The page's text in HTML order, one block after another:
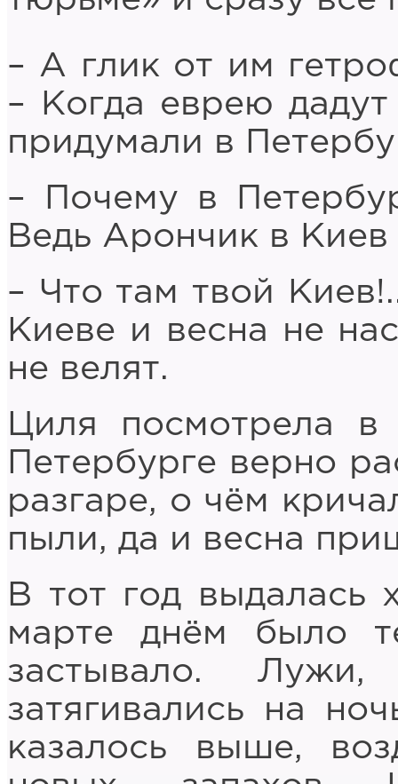
– А глик от им
– Когда еврею
придумали в
– Почему в
Ведь Арончик в Киев
– Что там твой
Киеве и весна не
не велят.
Циля посмотрела
Петербурге верно
разгаре, о чём
пыли, да и весна
В тот год выдалась
марте днём было
застывало.
затягивались на
казалось выше,